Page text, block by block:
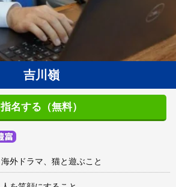
吉川嶺
指名する（無料）
海外ドラマ、猫と遊ぶこと